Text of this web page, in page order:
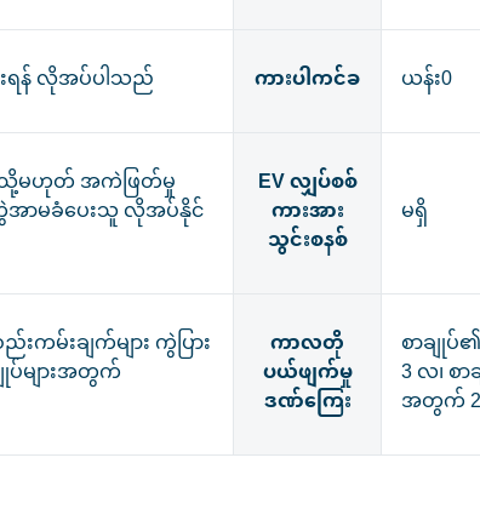
းရန် လိုအပ်ပါသည် ကားပါကင်ခ ယန်း0
သို့မဟုတ် အကဲဖြတ်မှု
အာမခံပေးသူ လိုအပ်နိုင်
EV လျှပ်စစ်
ကားအား
သွင်းစနစ်
မရှိ
းကမ်းချက်များ ကွဲပြား
ပ်များအတွက်
ကာလတို
ပယ်ဖျက်မှု
ဒဏ်ကြေး
စာချု
3 လ၊ စ
အတွက်